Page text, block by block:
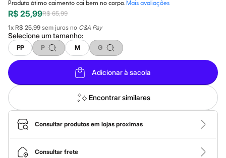
Em alta
Inverno
Alfaiataria
Novidades
Roupas
Blusas e Camisetas
Básicos
Calças
Casacos e Jaquetas
Jeans
Macacões
Saias
Shorts e Bermudas
Vestidos
Acessórios
Bolsas
Bonés e Chapéus
Produto ótimo caimento cai bem no corpo.Mais avaliações
R$ 25,99R$ 65,99
1x R$ 25,99 sem juros no C&A Pay
Selecione umtamanho:
PP P M G
Adicionar à sacola
Encontrar similares
Consultar produtos em lojas proximas
Consultar frete